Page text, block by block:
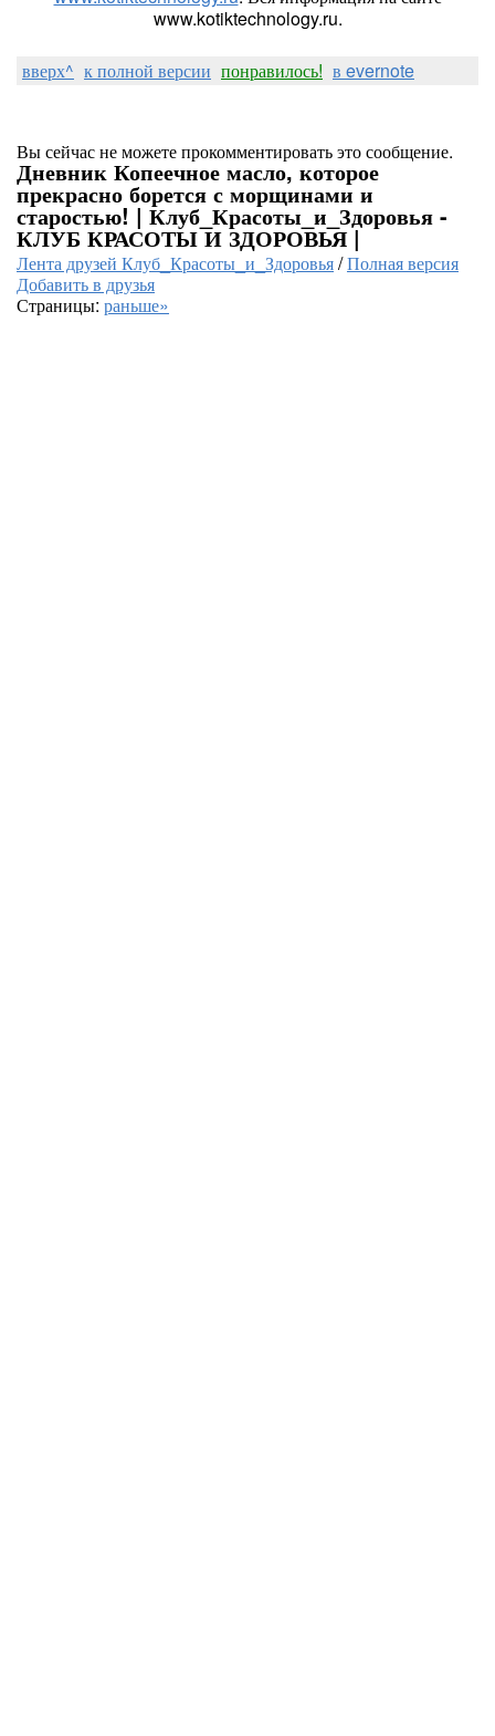
www.kotiktechnology.ru.
вверх^ к полной версии понравилось! в evernote
Вы сейчас не можете прокомментировать это сообщение.
Дневник Копеечное масло, которое
прекрасно борется с морщинами и
старостью! | Клуб_Красоты_и_Здоровья -
КЛУБ КРАСОТЫ И ЗДОРОВЬЯ |
Лента друзей Клуб_Красоты_и_Здоровья/Полная версия
Добавить в друзья
Страницы: раньше»